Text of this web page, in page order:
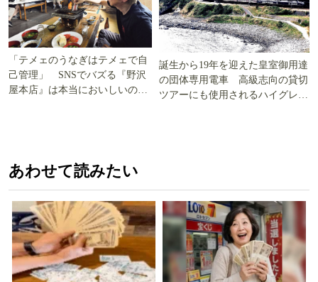
「テメェのうなぎはテメェで自
己管理」 SNSでバズる『野沢
屋本店』は本当においしいの
誕生から19年を迎えた皇室御用達
の団体専用電車 高級志向の貸切
ツアーにも使用されるハイグレー
あわせて読みたい